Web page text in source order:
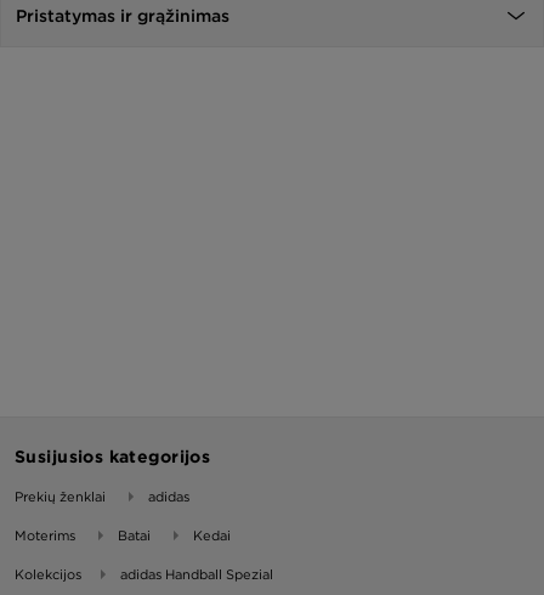
Pristatymas ir grąžinimas
Susijusios kategorijos
Prekių ženklai adidas
Moterims Batai Kedai
Kolekcijos adidas Handball Spezial